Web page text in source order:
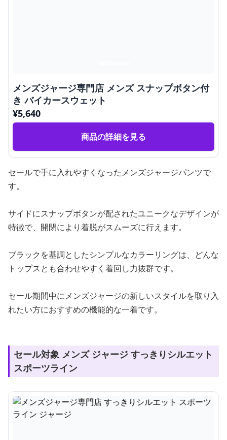
メンズジャージ専門店 メンズ スナップボタン付
き バイカースウェット
¥5,640
商品の詳細を見る
セールで手に入れやすくなったメンズジャージパンツで
す。
サイドにスナップボタンが配されたユニークなデザインが
特徴で、開閉により着脱がスムーズに行えます。
ブラックを基調としたシンプルなカラーリングは、どんな
トップスとも合わせやすく着回し力抜群です。
セール期間中にメンズジャージの新しいスタイルを取り入
れたい方におすすめの機能的な一着です。
セール対象 メンズ ジャージ すっきりシルエット
スポーツライン